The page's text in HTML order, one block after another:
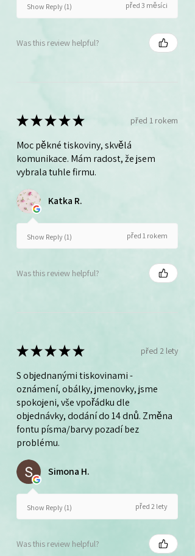
Show Reply (1) před 3 měsíci
Was this review helpful?
★★★★★ před 1 rokem
Moc pěkné tiskoviny, skvělá
komunikace. Mám radost, že jsem
vybrala tuhle firmu.
Katka R.
Show Reply (1) před 1 rokem
Was this review helpful?
★★★★★ před 2 lety
S objednanými tiskovinami -
oznámení, obálky, jmenovky, jsme
spokojeni, vše vpořádku dle
objednávky, dodání do 14 dnů. Změna
fontu písma/barvy pozadí bez
problému.
Simona H.
Show Reply (1) před 2 lety
Was this review helpful?